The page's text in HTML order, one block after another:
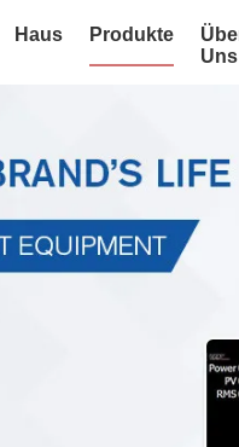
Haus Produkte
Uns